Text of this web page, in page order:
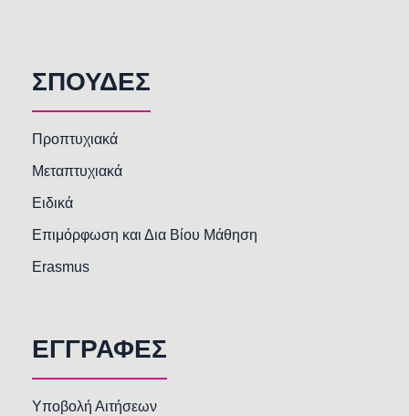
ΣΠΟΥΔΕΣ
Προπτυχιακά
Μεταπτυχιακά
Ειδικά
Επιμόρφωση και Δια Βίου Μάθηση
Erasmus
ΕΓΓΡΑΦΕΣ
Υποβολή Αιτήσεων